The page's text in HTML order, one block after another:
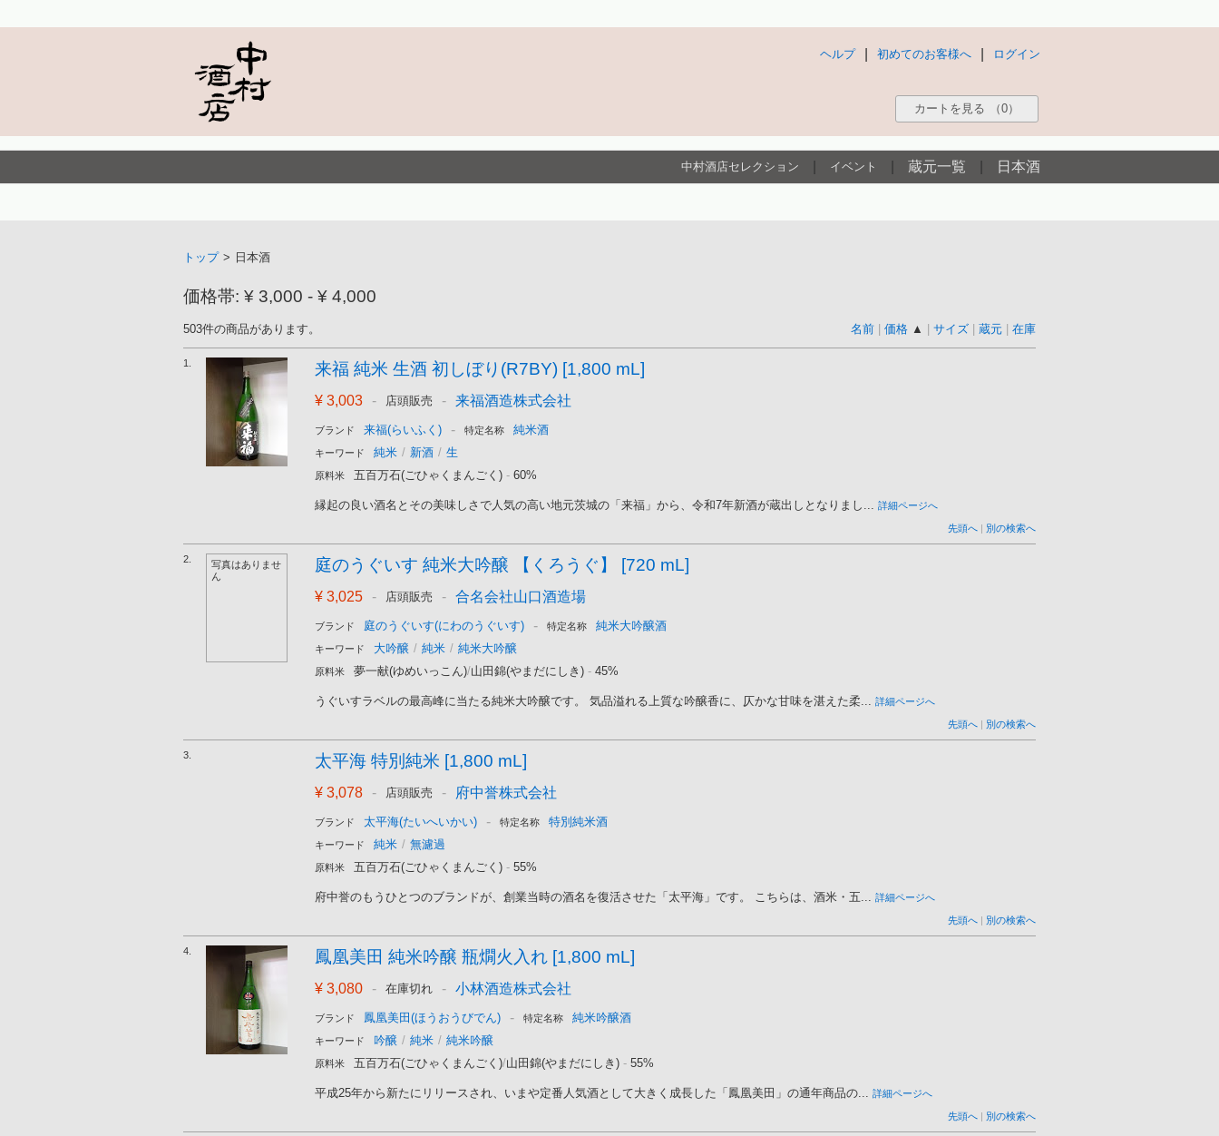
ログイン
初めてのお客様へ
ヘルプ
カートを見る （0）
中村酒店セレクション イベント 蔵元一覧 日本酒
トップ > 日本酒
価格帯: ¥ 3,000 - ¥ 4,000
503件の商品があります。 名前 価格 ▲ サイズ 蔵元 在庫
1. 来福 純米 生酒 初しぼり(R7BY) [1,800 mL]
¥ 3,003 - 店頭販売 - 来福酒造株式会社
ブランド 来福(らいふく) - 特定名称 純米酒
キーワード 純米 / 新酒 / 生
原料米 五百万石(ごひゃくまんごく) - 60%
縁起の良い酒名とその美味しさで人気の高い地元茨城の「来福」から、令和7年新酒が蔵出しとなりまし... 詳細ページへ
先頭へ | 別の検索へ
2.
写真はありませ
ん
庭のうぐいす 純米大吟醸 【くろうぐ】 [720 mL]
¥ 3,025 - 店頭販売 - 合名会社山口酒造場
ブランド 庭のうぐいす(にわのうぐいす) - 特定名称 純米大吟醸酒
キーワード 大吟醸 / 純米 / 純米大吟醸
原料米 夢一献(ゆめいっこん)/山田錦(やまだにしき) - 45%
うぐいすラベルの最高峰に当たる純米大吟醸です。 気品溢れる上質な吟醸香に、仄かな甘味を湛えた柔... 詳細ページへ
先頭へ | 別の検索へ
3. 太平海 特別純米 [1,800 mL]
¥ 3,078 - 店頭販売 - 府中誉株式会社
ブランド 太平海(たいへいかい) - 特定名称 特別純米酒
キーワード 純米 / 無濾過
原料米 五百万石(ごひゃくまんごく) - 55%
府中誉のもうひとつのブランドが、創業当時の酒名を復活させた「太平海」です。 こちらは、酒米・五... 詳細ページへ
先頭へ | 別の検索へ
4. 鳳凰美田 純米吟醸 瓶燗火入れ [1,800 mL]
¥ 3,080 - 在庫切れ - 小林酒造株式会社
ブランド 鳳凰美田(ほうおうびでん) - 特定名称 純米吟醸酒
キーワード 吟醸 / 純米 / 純米吟醸
原料米 五百万石(ごひゃくまんごく)/山田錦(やまだにしき) - 55%
平成25年から新たにリリースされ、いまや定番人気酒として大きく成長した「鳳凰美田」の通年商品の... 詳細ページへ
先頭へ | 別の検索へ